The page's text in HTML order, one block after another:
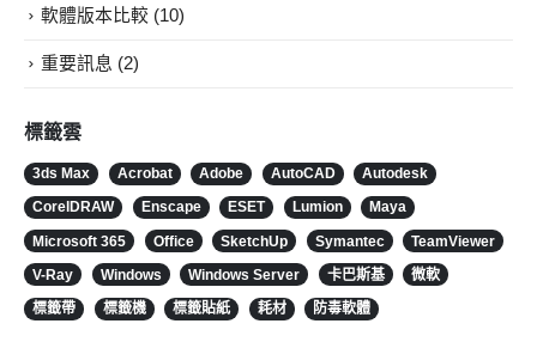
軟體版本比較 (10)
重要訊息 (2)
標籤雲
3ds Max Acrobat Adobe AutoCAD Autodesk
CorelDRAW Enscape ESET Lumion Maya
Microsoft 365 Office SketchUp Symantec TeamViewer
V-Ray Windows Windows Server 卡巴斯基 微軟
標籤帶 標籤機 標籤貼紙 耗材 防毒軟體